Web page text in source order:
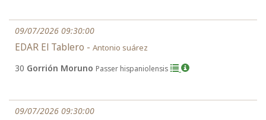
09/07/2026 09:30:00
EDAR El Tablero - Antonio suárez
30 Gorrión Moruno Passer hispaniolensis
09/07/2026 09:30:00